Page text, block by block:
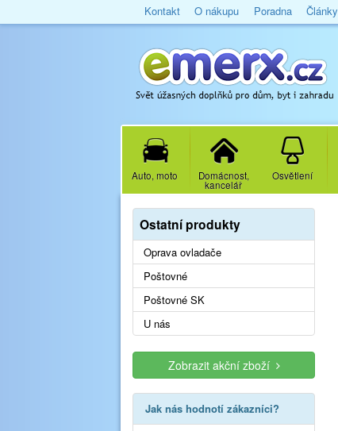
Kontakt O nákupu Poradna Články
Auto, moto Domácnost,
kancelář
Osvětlení
Ostatní produkty
Oprava ovladače
Poštovné
Poštovné SK
U nás
Zobrazit akční zboží
Jak nás hodnotí zákazníci?